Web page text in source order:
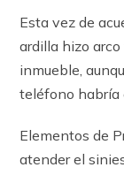
Esta vez de
ardilla hizo
inmueble,
teléfono habría
Elementos de
atender el